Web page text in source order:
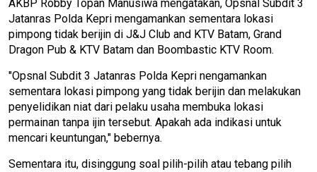
AKBP Robby Topan Manusiwa mengatakan, Opsnal Subdit 3
Jatanras Polda Kepri mengamankan sementara lokasi
pimpong tidak berijin di J&J Club and KTV Batam, Grand
Dragon Pub & KTV Batam dan Boombastic KTV Room.
"Opsnal Subdit 3 Jatanras Polda Kepri nengamankan
sementara lokasi pimpong yang tidak berijin dan melakukan
penyelidikan niat dari pelaku usaha membuka lokasi
permainan tanpa ijin tersebut. Apakah ada indikasi untuk
mencari keuntungan," bebernya.
Sementara itu, disinggung soal pilih-pilih atau tebang pilih